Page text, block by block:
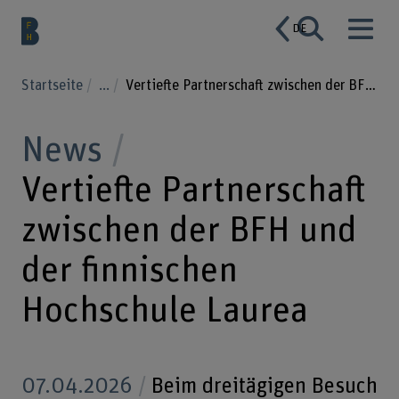
DE
Startseite ... Vertiefte Partnerschaft zwischen der BFH und der finnischen Hochschule Laurea
News
Vertiefte Partnerschaft
zwischen der BFH und
der finnischen
Hochschule Laurea
07.04.2026
Beim dreitägigen Besuch